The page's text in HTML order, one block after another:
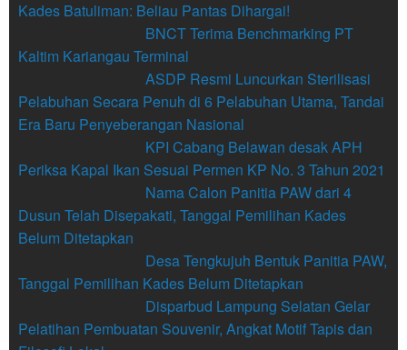
Kades Batuliman: Beliau Pantas Dihargai!
BNCT Terima Benchmarking PT
Kaltim Kariangau Terminal
ASDP Resmi Luncurkan Sterilisasi
Pelabuhan Secara Penuh di 6 Pelabuhan Utama, Tandai
Era Baru Penyeberangan Nasional
KPI Cabang Belawan desak APH
Periksa Kapal Ikan Sesuai Permen KP No. 3 Tahun 2021
Nama Calon Panitia PAW dari 4
Dusun Telah Disepakati, Tanggal Pemilihan Kades
Belum Ditetapkan
Desa Tengkujuh Bentuk Panitia PAW,
Tanggal Pemilihan Kades Belum Ditetapkan
Disparbud Lampung Selatan Gelar
Pelatihan Pembuatan Souvenir, Angkat Motif Tapis dan